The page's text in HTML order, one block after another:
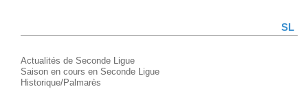
SL
Actualités de Seconde Ligue
Saison en cours en Seconde Ligue
Historique/Palmarès